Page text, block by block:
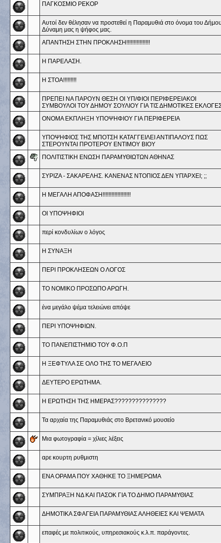
ΠΑΓΚΟΣΜΙΟ ΡΕΚΟΡ
Αυτοί δεν θέλησαν να προστεθεί η Παραμυθιά στο όνομα του
Δύναμη μας η ψήφος μας.
ΑΠΑΝΤΗΣΗ ΣΤΗΝ ΠΡΟΚΛΗΣΗ!!!!!!!!!!!!!!!!
Η ΠΑΡΕΛΑΣΗ.
Η ΣΤΟΑ!!!!!!!!!
ΠΡΕΠΕΙ ΝΑ ΠΑΡΟΥΝ ΘΕΣΗ ΟΙ ΥΠ/ΦΙΟΙ ΠΕΡΙΦΕΡΕΙΑΚΟΙ
ΣΥΜΒΟΥΛΟΙ ΤΟΥ ΔΗΜΟΥ ΣΟΥΛΙΟΥ ΓΙΑ ΤΙΣ ΔΗΜΟΤΙΚΕΣ
ΟΝΟΜΑ ΕΚΠΛΗΞΗ ΥΠΟΨΗΦΙΟΥ ΓΙΑ ΠΕΡΙΦΕΡΕΙΑ
ΥΠΟΨΗΦΙΟΣ ΤΗΣ ΜΠΟΤΣΗ ΚΑΤΑΓΓΕΙΛΕΙ ΑΝΤΙΠΑΛΟΥΣ ΠΩΣ
ΣΤΕΡΟΥΝΤΑΙ ΠΡΟΤΕΡΟΥ ΕΝΤΙΜΟΥ ΒΙΟΥ
ΠΟΛΙΤΙΣΤΙΚΗ ΕΝΩΣΗ ΠΑΡΑΜΥΘΙΩΤΩΝ ΑΘΗΝΑΣ
ΣΥΡΙΖΑ - ΣΑΚΑΡΕΛΗΣ. ΚΑΝΕΝΑΣ ΝΤΟΠΙΟΣ ΔΕΝ ΥΠΆΡΧΕΙ; ;;
Η ΜΕΓΑΛΗ ΑΠΟΦΑΣΗ!!!!!!!!!!!!!!!!!!!
ΟΙ ΥΠΟΨΗΦΙΟΙ
περί κονδυλίων ο λόγος
Η ΣΥΝΑΞΗ
ΠΕΡΙ ΠΡΟΚΛΗΣΕΩΝ Ο ΛΟΓΟΣ
ΤΟ ΝΟΜΙΚΟ ΠΡΟΣΩΠΟ ΑΡΩΓΗ.
ένα μεγάλο ψέμα τελειώνει απόψε
ΠΕΡΙ ΥΠΟΨΗΦΙΩΝ.
ΤΟ ΠΑΝΕΠΙΣΤΗΜΙΟ ΤΟΥ Φ.Ο.Π
Η ΞΕΦΤΥΛΑ ΣΕ ΟΛΟ ΤΗΣ ΤΟ ΜΕΓΑΛΕΙΟ
ΔΕΥΤΕΡΟ ΕΡΩΤΗΜΑ.
Η ΕΡΩΤΗΣΗ ΤΗΣ ΗΜΕΡΑΣ???????????????
Τα αρχαία της Παραμυθιάς στο Βρετανικό μουσείο
Μια φωτογραφία = χίλιες λέξεις
αρε κουρτη ρυθμιστη
ΕΝΑ ΟΡΑΜΑ ΠΟΥ ΧΑΘΗΚΕ ΤΟ ΞΗΜΕΡΩΜΑ
ΣΥΜΠΡΑΞΗ ΝΔ ΚΑΙ ΠΑΣΟΚ ΓΙΑ ΤΟ ΔΗΜΟ ΠΑΡΑΜΥΘΙΑΣ
ΔΗΜΟΤΙΚΑ ΣΦΑΓΕΙΑ ΠΑΡΑΜΥΘΙΑΣ ΑΛΗΘΕΙΕΣ ΚΑΙ ΨΕΜΑΤΑ
επαφές με πολιτικούς, υπηρεσιακούς κ.λ.π. παράγοντες.